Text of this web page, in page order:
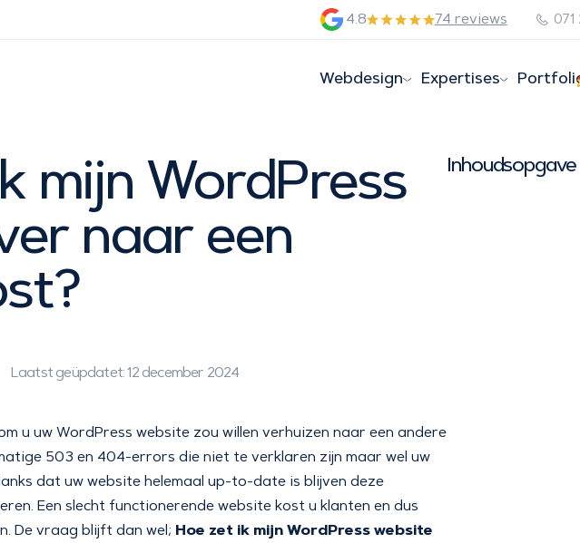
4.8 74 reviews
Webdesign Expertises
mijn WordPress
naar een
Laatst geüpdatet: 12 december 2024
u uw WordPress website zou willen verhuizen naar een andere
503 en 404-errors die niet te verklaren zijn maar wel uw
dat uw website helemaal up-to-date is blijven deze
Een slecht functionerende website kost u klanten en dus
De vraag blijft dan wel; Hoe zet ik mijn WordPress website
Inhoudsopgave